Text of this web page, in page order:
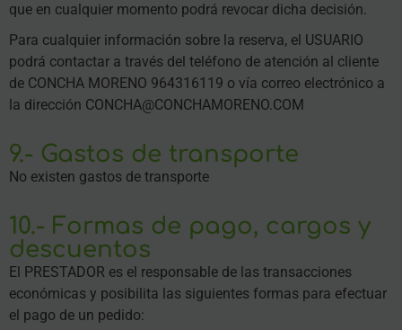
que en cualquier momento podrá revocar dicha decisión.
Para cualquier información sobre la reserva, el USUARIO
podrá contactar a través del teléfono de atención al cliente
de CONCHA MORENO 964316119 o vía correo electrónico a
la dirección CONCHA@CONCHAMORENO.COM
9.- Gastos de transporte
No existen gastos de transporte
10.- Formas de pago, cargos y
descuentos
El PRESTADOR es el responsable de las transacciones
económicas y posibilita las siguientes formas para efectuar
el pago de un pedido: